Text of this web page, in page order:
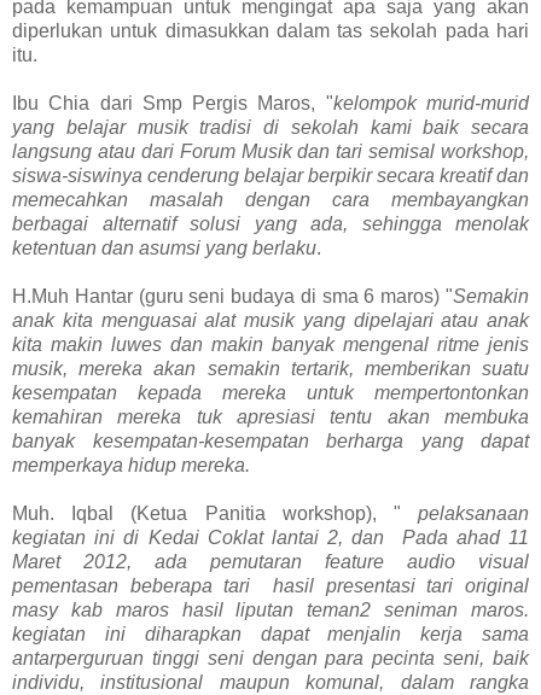
pada kemampuan untuk mengingat apa saja yang akan
diperlukan untuk dimasukkan dalam tas sekolah pada hari
itu.
Ibu Chia dari Smp Pergis Maros, "kelompok murid-murid
yang belajar musik tradisi di sekolah kami baik secara
langsung atau dari Forum Musik dan tari semisal workshop,
siswa-siswinya cenderung belajar berpikir secara kreatif dan
memecahkan masalah dengan cara membayangkan
berbagai alternatif solusi yang ada, sehingga menolak
ketentuan dan asumsi yang berlaku.
H.Muh Hantar (guru seni budaya di sma 6 maros) "Semakin
anak kita menguasai alat musik yang dipelajari atau anak
kita makin luwes dan makin banyak mengenal ritme jenis
musik, mereka akan semakin tertarik, memberikan suatu
kesempatan kepada mereka untuk mempertontonkan
kemahiran mereka tuk apresiasi tentu akan membuka
banyak kesempatan-kesempatan berharga yang dapat
memperkaya hidup mereka.
Muh. Iqbal (Ketua Panitia workshop), " pelaksanaan
kegiatan ini di Kedai Coklat lantai 2, dan Pada ahad 11
Maret 2012, ada pemutaran feature audio visual
pementasan beberapa tari hasil presentasi tari original
masy kab maros hasil liputan teman2 seniman maros.
kegiatan ini diharapkan dapat menjalin kerja sama
antarperguruan tinggi seni dengan para pecinta seni, baik
individu, institusional maupun komunal, dalam rangka